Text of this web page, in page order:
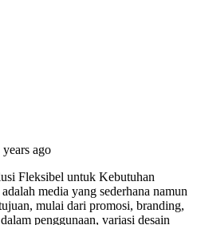
years ago
Fleksibel untuk Kebutuhan
media yang sederhana namun
mulai dari promosi, branding,
penggunaan, variasi desain